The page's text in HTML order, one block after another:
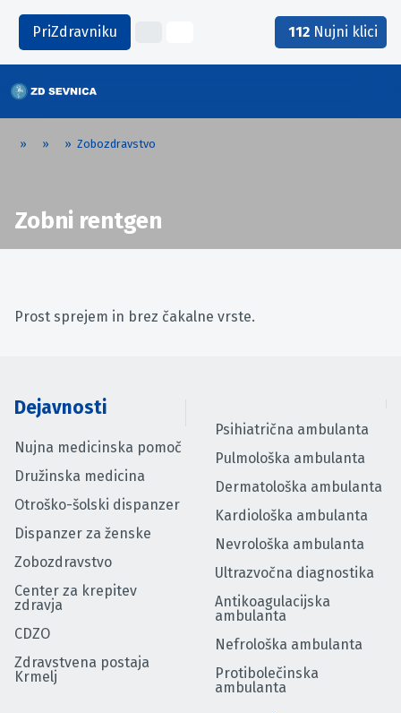
PriZdravniku 112 Nujni klici
» » » Zobozdravstvo
Zobni rentgen
Prost sprejem in brez čakalne vrste.
Dejavnosti
Nujna medicinska pomoč
Družinska medicina
Otroško-šolski dispanzer
Dispanzer za ženske
Zobozdravstvo
Center za krepitev
zdravja
CDZO
Zdravstvena postaja
Krmelj
Psihiatrična ambulanta
Pulmološka ambulanta
Dermatološka ambulanta
Kardiološka ambulanta
Nevrološka ambulanta
Ultrazvočna diagnostika
Antikoagulacijska
ambulanta
Nefrološka ambulanta
Protibolečinska
ambulanta